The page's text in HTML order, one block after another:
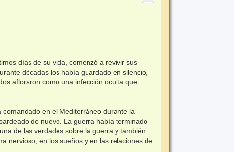
días de su vida, comenzó a revivir sus
décadas los había guardado en silencio,
afloraron como una infección oculta que
en el Mediterráneo durante la
de nuevo. La guerra había terminado
de las verdades sobre la guerra y también
nervioso, en los sueños y en las relaciones de